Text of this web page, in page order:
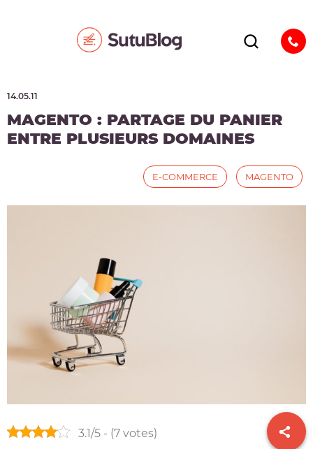
14.05.11
MAGENTO : PARTAGE DU PANIER
ENTRE PLUSIEURS DOMAINES
E-COMMERCE MAGENTO
3.1/5 - (7 votes)